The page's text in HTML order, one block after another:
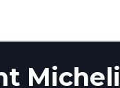
Micheli